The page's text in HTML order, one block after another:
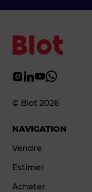
© Blot 2026
NAVIGATION
Vendre
Estimer
Acheter